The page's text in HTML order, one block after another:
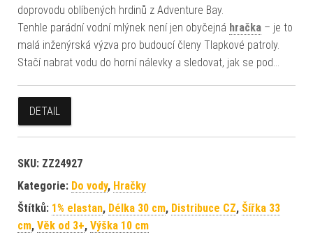
doprovodu oblíbených hrdinů z Adventure Bay.
Tenhle parádní vodní mlýnek není jen obyčejná hračka – je to
malá inženýrská výzva pro budoucí členy Tlapkové patroly.
Stačí nabrat vodu do horní nálevky a sledovat, jak se pod…
DETAIL
SKU: ZZ24927
Kategorie: Do vody, Hračky
Štítků: 1% elastan, Délka 30 cm, Distribuce CZ, Šířka 33
cm, Věk od 3+, Výška 10 cm